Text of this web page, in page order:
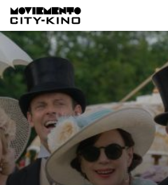
Direkt zum Inhalt